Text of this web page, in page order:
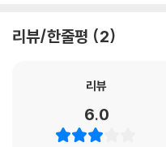
Ⅰ. 개 요 116
년 ‘새용어판 해부생리학문제해
이번 개정판에서도 3단계 구성,
문제, 그리고 셋째는 연습문제에
리뷰/한줄평 2
리뷰
6.0